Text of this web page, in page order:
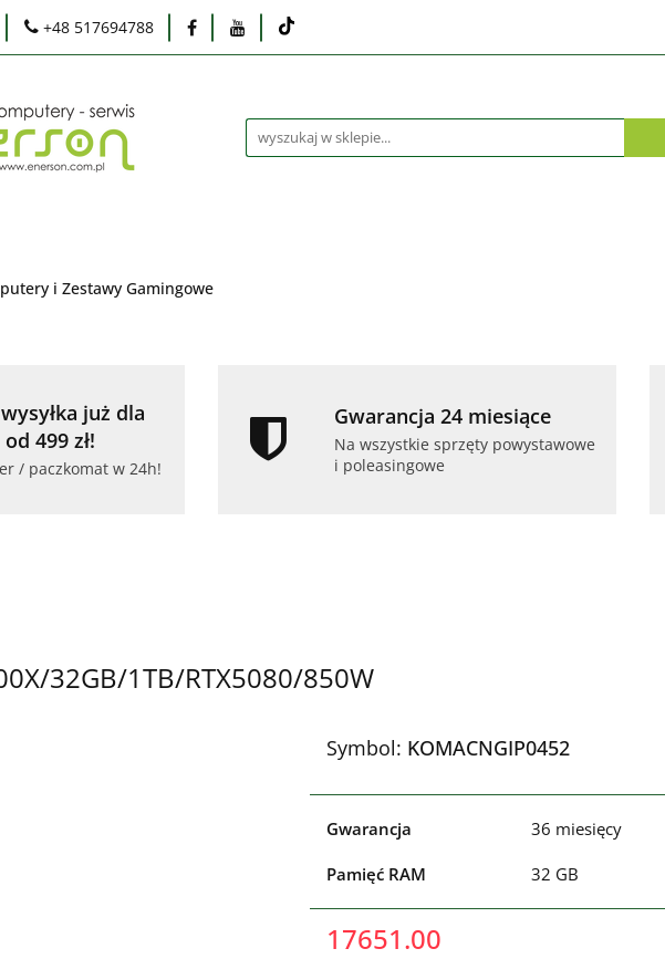
+48 517694788
środowiska Dlaczego poleasingowy?
Laptopy PC Monitory
Karty graficzne Akcesoria Telefony i tablety Serwis Praca
i Zestawy Gamingowe
już dla
499 zł!
/ paczkomat w 24h!
Gwarancja 24 miesiące
Na wszystkie sprzęty powystawowe
i poleasingowe
32GB/1TB/RTX5080/850W
Symbol: KOMACNGIP0452
Gwarancja 36 miesięcy
Pamięć RAM 32 GB
17651.00